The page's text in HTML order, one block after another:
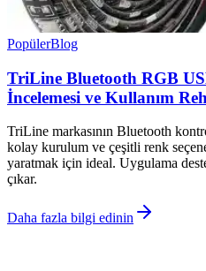
PopülerBlog
TriLine Bluetooth RGB
İncelemesi ve Kullanım
TriLine markasının Bluetooth
kolay kurulum ve çeşitli renk
yaratmak için ideal. Uygulama
çıkar.
Daha fazla bilgi edinin